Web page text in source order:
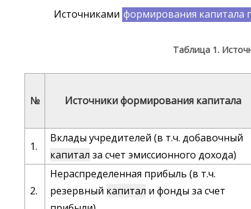
Источниками формирования капитала
Таблица 1.
№ Источникиформирования капитала
1.
Вклады учредителей (в т.ч. добавочный
капитал за счет эмиссионного дохода)
2.
Нераспределенная прибыль (в т.ч.
резервный капитал и фонды за счет